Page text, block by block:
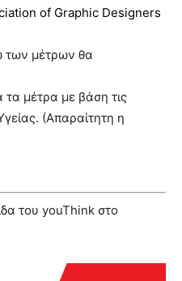
of Graphic Designers
των μέτρων θα
μέτρα με βάση τις
(Απαραίτητη η
του youThink στο